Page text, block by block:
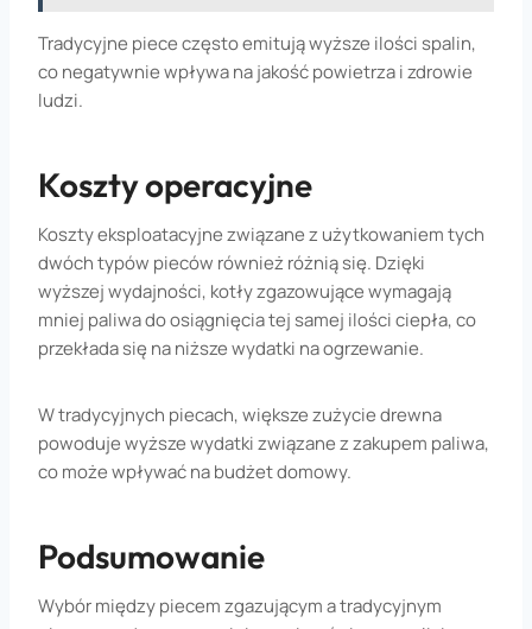
Tradycyjne piece często emitują wyższe ilości spalin,
co negatywnie wpływa na jakość powietrza i zdrowie
ludzi.
Koszty operacyjne
Koszty eksploatacyjne związane z użytkowaniem tych
dwóch typów pieców również różnią się. Dzięki
wyższej wydajności, kotły zgazowujące wymagają
mniej paliwa do osiągnięcia tej samej ilości ciepła, co
przekłada się na niższe wydatki na ogrzewanie.
W tradycyjnych piecach, większe zużycie drewna
powoduje wyższe wydatki związane z zakupem paliwa,
co może wpływać na budżet domowy.
Podsumowanie
Wybór między piecem zgazującym a tradycyjnym